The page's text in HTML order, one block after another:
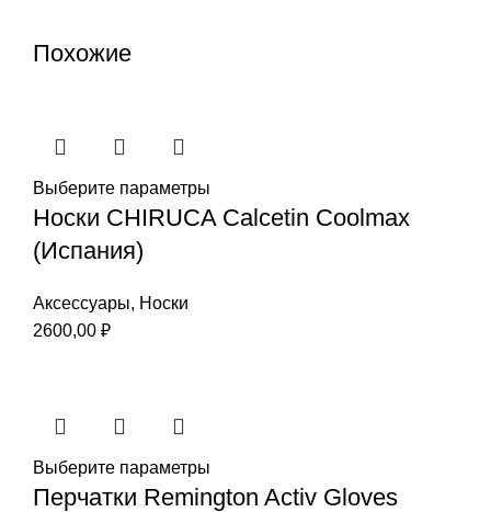
Похожие
Выберите параметры
Носки CHIRUCA Calcetin Coolmax
(Испания)
Аксессуары, Носки
2600,00 ₽
Выберите параметры
Перчатки Remington Activ Gloves